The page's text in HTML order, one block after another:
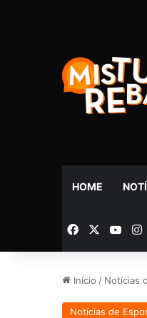
HOME
Facebook
Início / Notícias
Notícias de